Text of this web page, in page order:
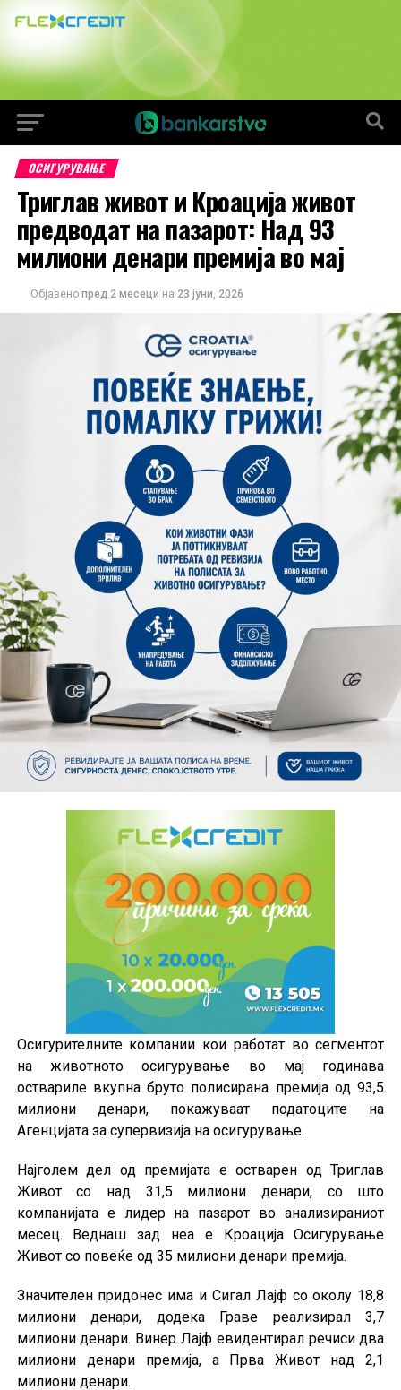
ОСИГУРУВАЊЕ
Триглав живот и Кроација живот
предводат на пазарот: Над 93
милиони денари премија во мај
Објавено пред 2 месеци на 23 јуни, 2026
Осигурителните компании кои работат во сегментот
на животното осигурување во мај годинава
оствариле вкупна бруто полисирана премија од 93,5
милиони денари, покажуваат податоците на
Агенцијата за супервизија на осигурување.
Најголем дел од премијата е остварен од Триглав
Живот со над 31,5 милиони денари, со што
компанијата е лидер на пазарот во анализираниот
месец. Веднаш зад неа е Кроација Осигурување
Живот со повеќе од 35 милиони денари премија.
Значителен придонес има и Сигал Лајф со околу 18,8
милиони денари, додека Граве реализирал 3,7
милиони денари. Винер Лајф евидентирал речиси два
милиони денари премија, а Прва Живот над 2,1
милиони денари.